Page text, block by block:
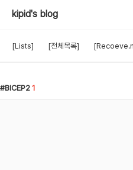
kipid's blog
[Lists] [전체목록]
BICEP2 1